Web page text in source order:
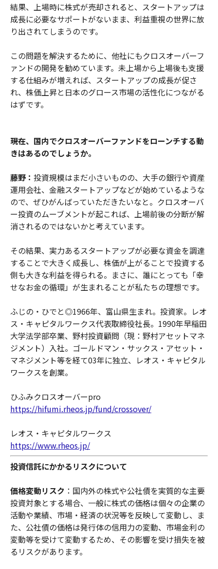
結果、上場時に株式が売却されると、スタートアップは
成長に必要なサポートがないまま、利益重視の世界に放
り出されてしまうのです。
この問題を解決するために、他社にもクロスオーバーフ
ァンドの開発を勧めています。未上場から上場後も支援
する仕組みが増えれば、スタートアップの成長が促さ
れ、株価上昇と日本のグロース市場の活性化につながる
はずです。
――現在、国内でクロスオーバーファンドをローンチする動
きはあるのでしょうか。
藤野： 投資規模はまだ小さいものの、大手の銀行や資産
運用会社、金融スタートアップなどが始めているような
ので、ぜひがんばっていただきたいなと。クロスオーバ
ー投資のムーブメントが起これば、上場前後の分断が解
消されるのではないかと考えています。
その結果、実力あるスタートアップが必要な資金を調達
することで大きく成長し、株価が上がることで投資する
側も大きな利益を得られる。まさに、誰にとっても「幸
せなお金の循環」が生まれることが私たちの理想です。
ふじの・ひでと◎1966年、富山県生まれ。投資家。レオ
ス・キャピタルワークス代表取締役社長。1990年早稲田
大学法学部卒業、野村投資顧問（現：野村アセットマネ
ジメント）入社。ゴールドマン・サックス・アセット・
マネジメント等を経て03年に独立、レオス・キャピタル
ワークスを創業。
ひふみクロスオーバーpro
https://hifumi.rheos.jp/fund/crossover/
レオス・キャピタルワークス
https://www.rheos.jp/
投資信託にかかるリスクについて
価格変動リスク ：国内外の株式や公社債を実質的な主要
投資対象とする場合、一般に株式の価格は個々の企業の
活動や業績、市場・経済の状況等を反映して変動し、ま
た、公社債の価格は発行体の信用力の変動、市場金利の
変動等を受けて変動するため、その影響を受け損失を被
るリスクがあります。